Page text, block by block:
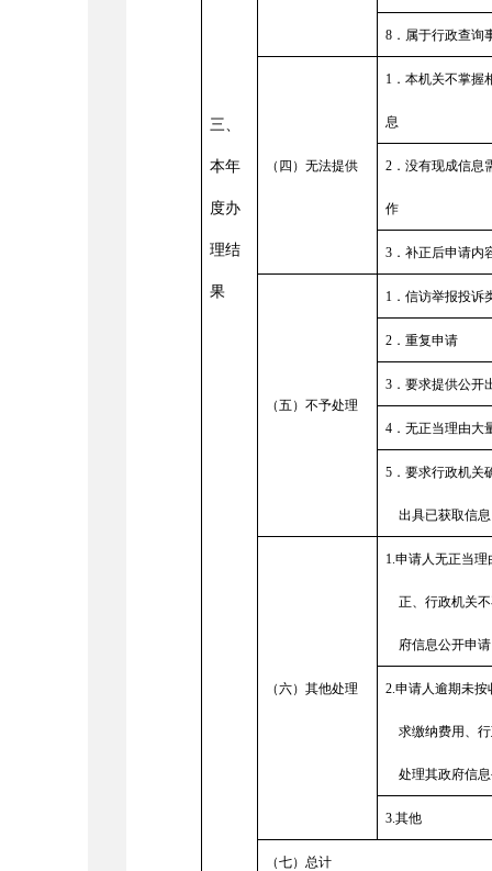
三、
本年
度办
理结
果
8 ．属于行政查询
（四）无法提供
1 ．本机关不掌握
息
2 ．没有现成信息
作
3 ．补正后申请内
（五）不予处理
1 ．信访举报投诉
2 ．重复申请
3 ．要求提供公开
4 ．无正当理由大
5 ．要求行政机关
出具已获取信息
（六）其他处理
1.申请人无正当理
正、行政机关
府信息公开申请
2.申请人逾期未按
求缴纳费用、
处理其政府信
3.其他
（七）总计